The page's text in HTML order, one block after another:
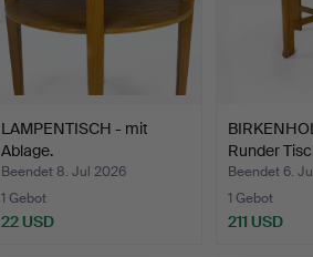
LAMPENTISCH - mit
Ablage.
Beendet 8. Jul 2026
1 Gebot
22 USD
Runder
Beendet 6.
1 Gebot
211 USD